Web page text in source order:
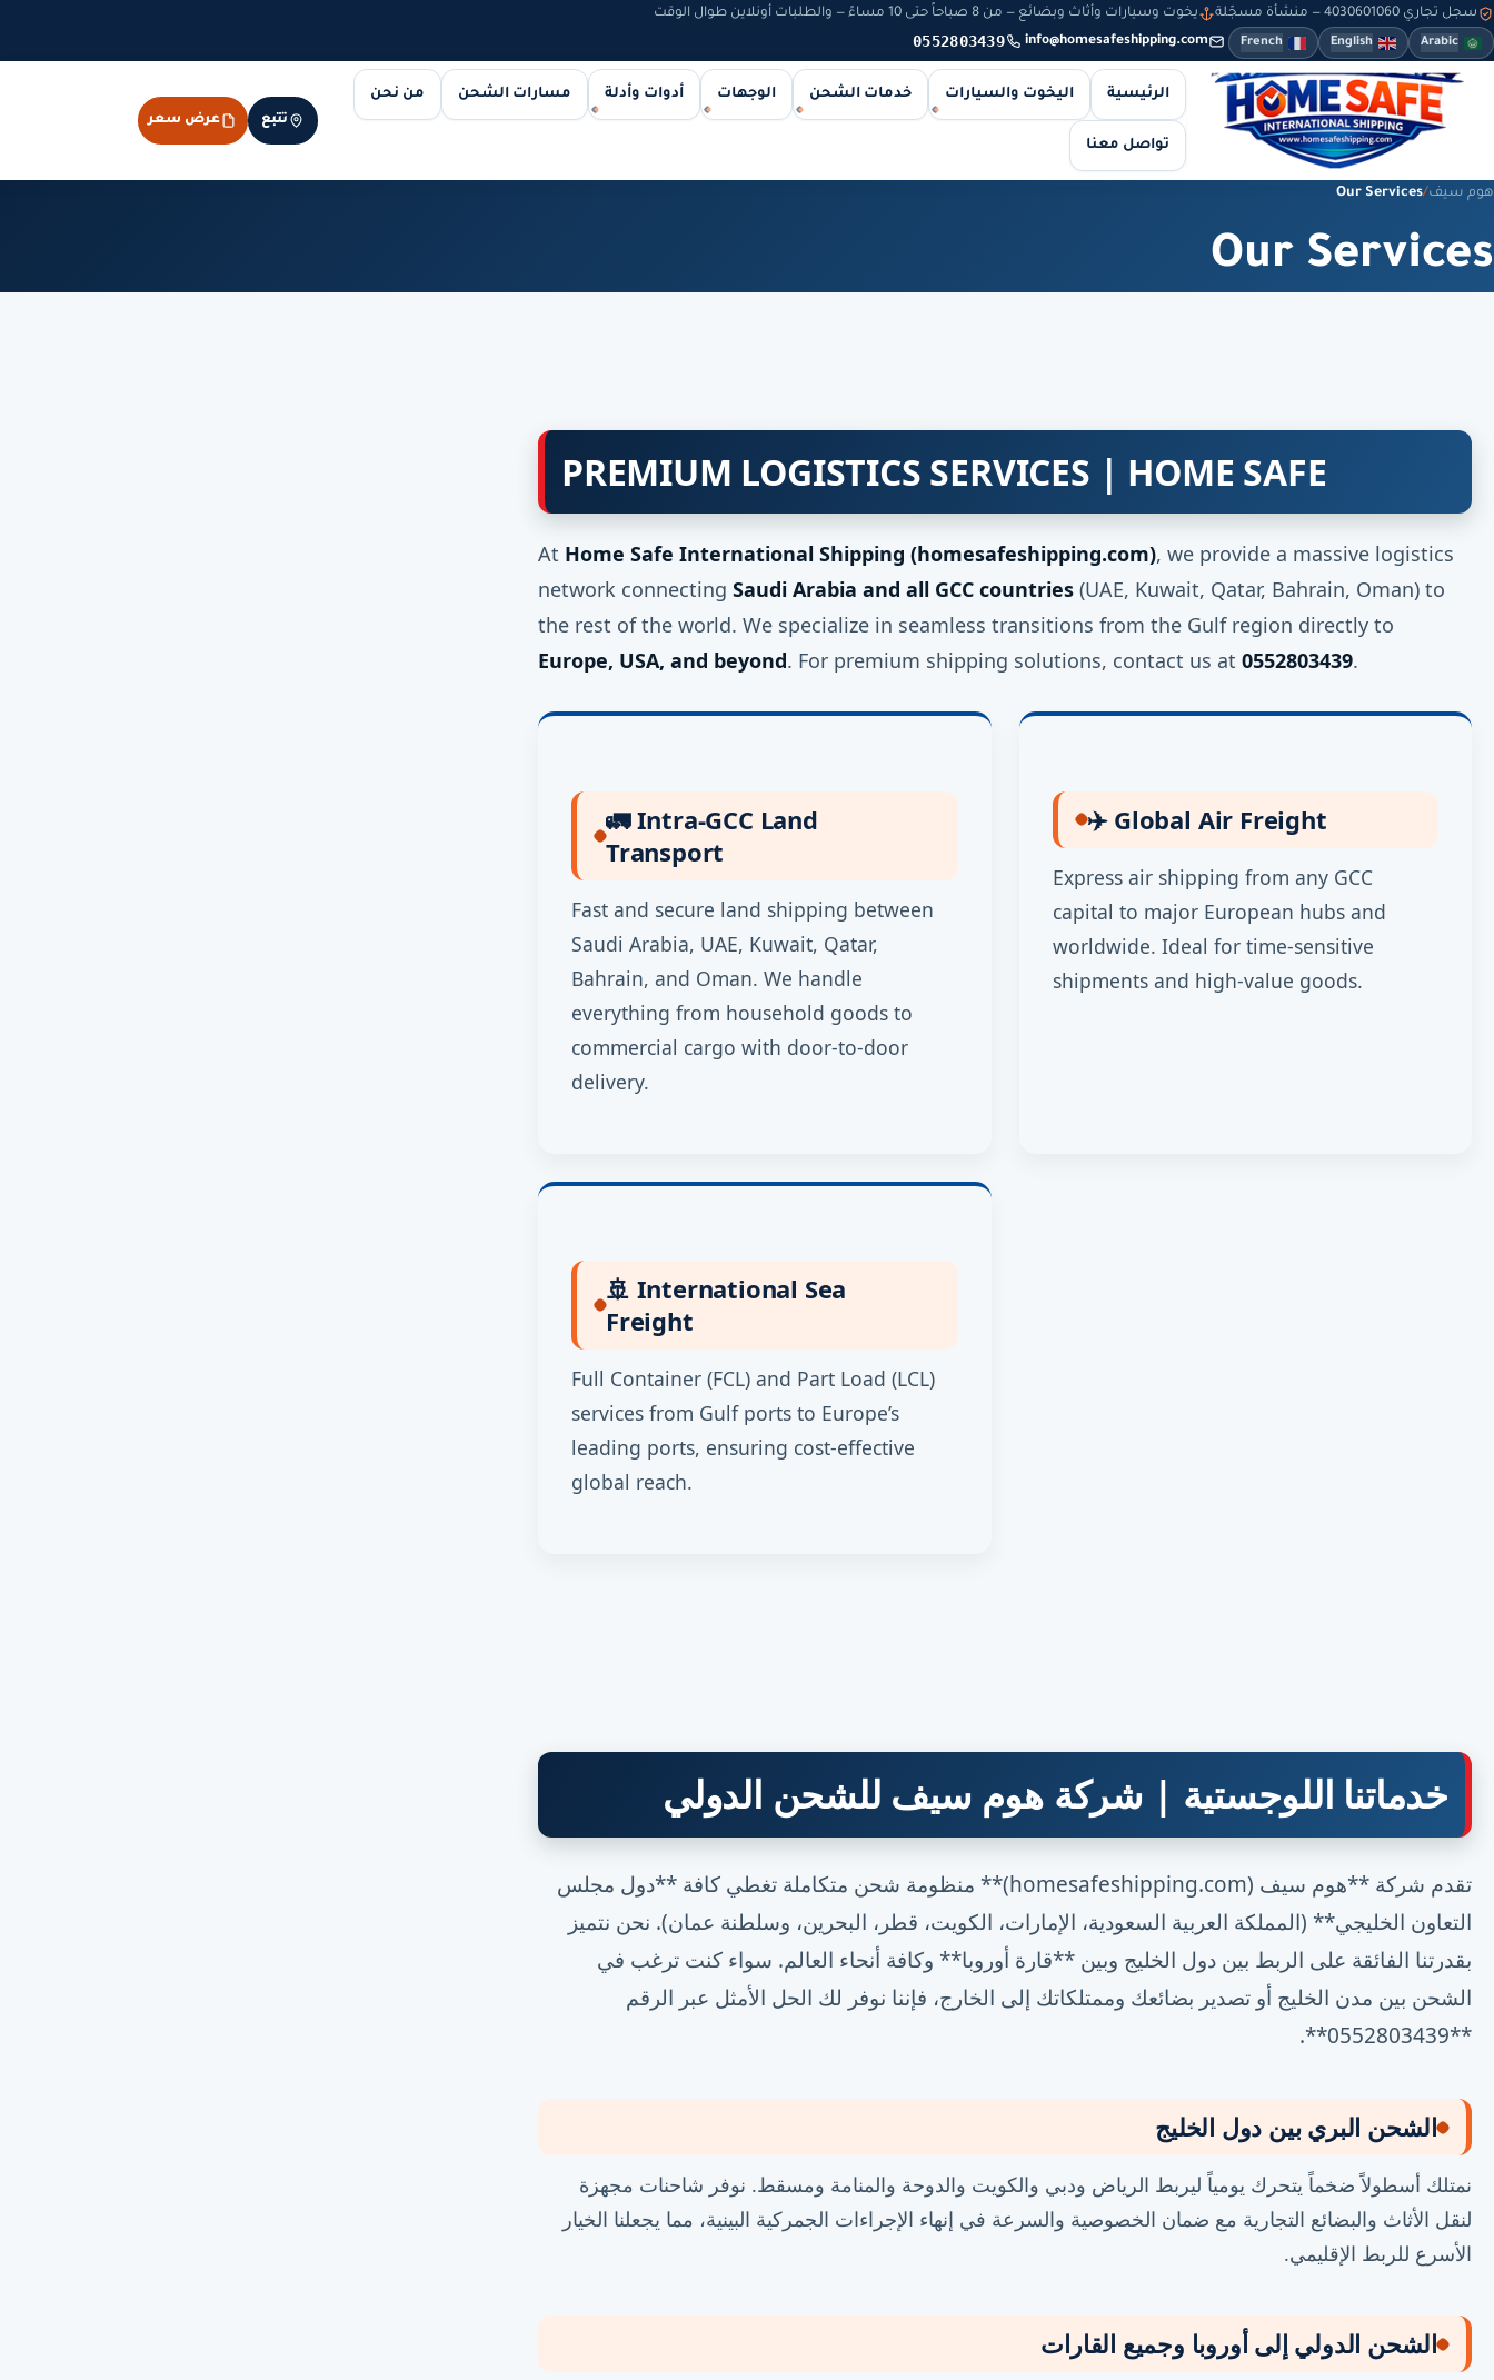
سجل تجاري 4030601060 — منشأة مسجّلة يخوت وسيارات وأثاث وبضائع — من 8 صباحاً حتى 10 مساءً — والطلبات أونلاين طوال الوقت
Arabic
English
French
info@homesafeshipping.com
0552803439
الرئيسية اليخوت والسيارات خدمات الشحن الوجهات أدوات وأدلة مسارات الشحن من نحن
تواصل معنا
تتبع عرض سعر
هوم سيف/
Our Services
Our Services
PREMIUM LOGISTICS SERVICES | HOME SAFE
At Home Safe International Shipping (homesafeshipping.com), we provide a massive logistics
network connecting Saudi Arabia and all GCC countries (UAE, Kuwait, Qatar, Bahrain, Oman) to
the rest of the world. We specialize in seamless transitions from the Gulf region directly to
Europe, USA, and beyond. For premium shipping solutions, contact us at 0552803439.
🚛 Intra-GCC Land
Transport
Fast and secure land shipping between
Saudi Arabia, UAE, Kuwait, Qatar,
Bahrain, and Oman. We handle
everything from household goods to
commercial cargo with door-to-door
delivery.
✈️ Global Air Freight
Express air shipping from any GCC
capital to major European hubs and
worldwide. Ideal for time-sensitive
shipments and high-value goods.
🚢 International Sea
Freight
Full Container (FCL) and Part Load (LCL)
services from Gulf ports to Europe’s
leading ports, ensuring cost-effective
global reach.
خدماتنا اللوجستية | شركة هوم سيف للشحن الدولي
تقدم شركة **هوم سيف (homesafeshipping.com)** منظومة شحن متكاملة تغطي كافة **دول مجلس
التعاون الخليجي** (المملكة العربية السعودية، الإمارات، الكويت، قطر، البحرين، وسلطنة عمان). نحن نتميز
بقدرتنا الفائقة على الربط بين دول الخليج وبين **قارة أوروبا** وكافة أنحاء العالم. سواء كنت ترغب في
الشحن بين مدن الخليج أو تصدير بضائعك وممتلكاتك إلى الخارج، فإننا نوفر لك الحل الأمثل عبر الرقم
**0552803439**.
الشحن البري بين دول الخليج
نمتلك أسطولاً ضخماً يتحرك يومياً ليربط الرياض ودبي والكويت والدوحة والمنامة ومسقط. نوفر شاحنات مجهزة
لنقل الأثاث والبضائع التجارية مع ضمان الخصوصية والسرعة في إنهاء الإجراءات الجمركية البينية، مما يجعلنا الخيار
الأسرع للربط الإقليمي.
الشحن الدولي إلى أوروبا وجميع القارات